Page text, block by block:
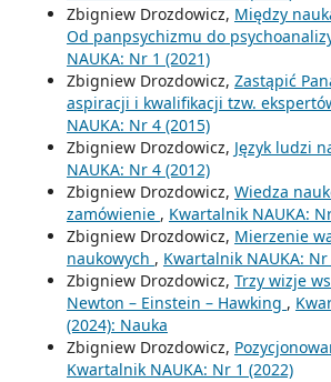
Zbigniew Drozdowicz, Między
Od panpsychizmu do
NAUKA: Nr 1 (2021)
Zbigniew Drozdowicz, Zastąpić
aspiracji i kwalifikacji tzw.
NAUKA: Nr 4 (2015)
Zbigniew Drozdowicz, Język ludzi
NAUKA: Nr 4 (2012)
Zbigniew Drozdowicz, Wiedza
zamówienie , Kwartalnik NAUKA:
Zbigniew Drozdowicz, Mierzenie
naukowych , Kwartalnik NAUKA: Nr
Zbigniew Drozdowicz, Trzy wizje
Newton – Einstein – Hawking ,
(2024): Nauka
Zbigniew Drozdowicz,
Kwartalnik NAUKA: Nr 1 (2022)